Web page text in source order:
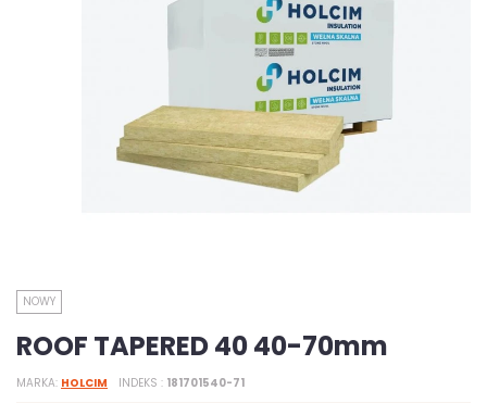
NOWY
ROOF TAPERED 40 40-70mm
MARKA HOLCIM INDEKS 181701540-71